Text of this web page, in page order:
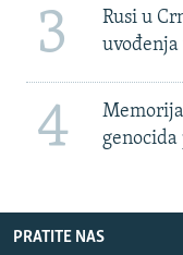
3
Rusi u
uvođenja
4
genocida
PRATITE NAS